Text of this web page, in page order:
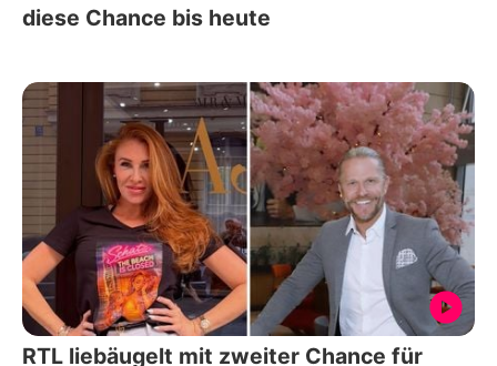
diese Chance bis heute
RTL liebäugelt mit zweiter Chance für